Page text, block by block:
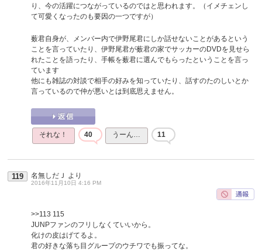
り、今の活躍につながっているのではと思われます。（イメチェンし
て可愛くなったのも要因の一つですが）
薮君自身が、メンバー内で伊野尾君にしか話せないことがあるという
ことを言っていたり、伊野尾君が薮君の家でサッカーのDVDを見せら
れたことを語ったり、手帳を薮君に選んでもらったということを言っ
ています
他にも雑誌の対談で相手の好みを知っていたり、話すのたのしいとか
言っているので仲が悪いとは到底思えません。
それな！ 40 うーん… 11
119 名無しだＪ より
2016年11月10日 4:16 PM
>>113 115
JUNPファンのフリしなくていいから。
化けの皮はげてるよ。
君の好きな落ち目グループのウチワでも振ってな。